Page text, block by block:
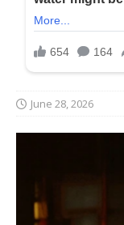
June 28, 2026